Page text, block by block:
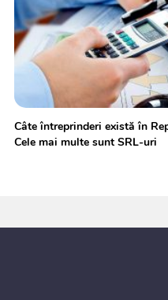
Câte întreprinderi există în
Cele mai multe sunt SRL-uri